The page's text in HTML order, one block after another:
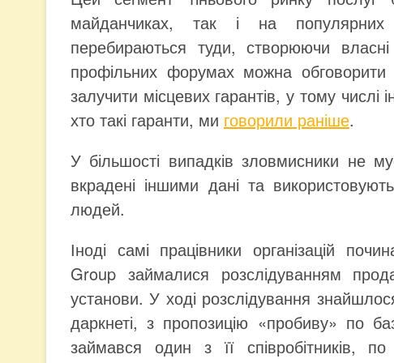
майданчиках, так і на
перебираються туди, створюючи
профільних форумах можна обговорити
залучити місцевих гарантів, у тому
хто такі гаранти, ми говорили раніше.
У більшості випадків зловмисники не
вкрадені іншими дані та
людей.
Іноді самі працівники організацій
Group займалися розслідуванням
установи. У ході розслідування
даркнеті, з пропозицію «пробиву» по
займався один з її співробітників,